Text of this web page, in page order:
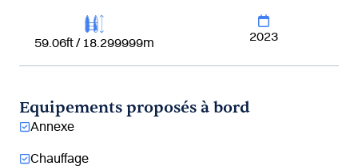
59.06ft / 18.299999m 2023
Equipements proposés à bord
Annexe
Chauffage